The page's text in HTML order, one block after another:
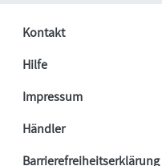
Kontakt
Hilfe
Impressum
Händler
Barrierefreiheitserklärung